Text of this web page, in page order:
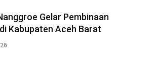
Gelar Pembinaan
Kabupaten Aceh Barat